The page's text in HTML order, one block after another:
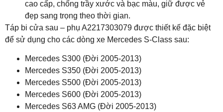
cao cấp, chống trầy xước và bạc màu, giữ được vẻ
đẹp sang trọng theo thời gian.
Táp bi cửa sau – phụ A2217303079 được thiết kế đặc biệt
để sử dụng cho các dòng xe Mercedes S-Class sau:
Mercedes S300 (Đời 2005-2013)
Mercedes S350 (Đời 2005-2013)
Mercedes S500 (Đời 2005-2013)
Mercedes S600 (Đời 2005-2013)
Mercedes S63 AMG (Đời 2005-2013)